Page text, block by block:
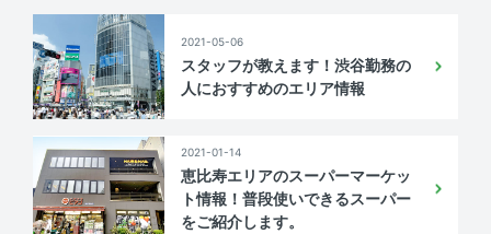
情報更新日 2026年08月05日
次回更新予定日 情報更新日より2週間
備考
-
2021-05-06
スタッフが教えます！渋谷勤務の
人におすすめのエリア情報
2021-01-14
恵比寿エリアのスーパーマーケッ
ト情報！普段使いできるスーパー
をご紹介します。